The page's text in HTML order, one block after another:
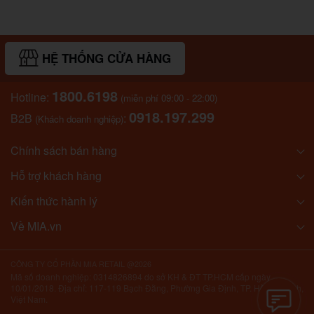
HỆ THỐNG CỬA HÀNG
Hotline: 1800.6198 (miễn phí 09:00 - 22:00)
B2B (Khách doanh nghiệp): 0918.197.299
Chính sách bán hàng
Hỗ trợ khách hàng
Kiến thức hành lý
Về MIA.vn
10/01/2018. Địa chỉ: 117-119 Bạch Đằng, Phường Gia Định, TP. Hồ Chí Minh,